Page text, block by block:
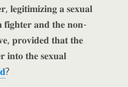
𝐥𝐞𝐠𝐢𝐭𝐢𝐦𝐢𝐳𝐢𝐧𝐠 𝐚 𝐬𝐞𝐱𝐮𝐚𝐥
𝐟𝐢𝐠𝐡𝐭𝐞𝐫 𝐚𝐧𝐝 𝐭𝐡𝐞 𝐧𝐨𝐧-
𝐩𝐫𝐨𝐯𝐢𝐝𝐞𝐝 𝐭𝐡𝐚𝐭 𝐭𝐡𝐞
𝐢𝐧𝐭𝐨 𝐭𝐡𝐞 𝐬𝐞𝐱𝐮𝐚𝐥
?